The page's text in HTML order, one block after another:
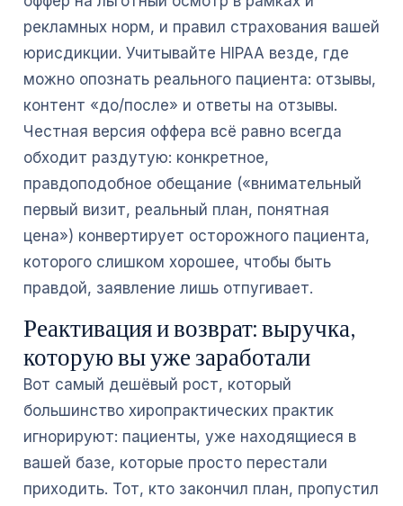
рекламных норм, и правил страхования вашей
юрисдикции. Учитывайте HIPAA везде, где
можно опознать реального пациента: отзывы,
контент «до/после» и ответы на отзывы.
Честная версия оффера всё равно всегда
обходит раздутую: конкретное,
правдоподобное обещание («внимательный
первый визит, реальный план, понятная
цена») конвертирует осторожного пациента,
которого слишком хорошее, чтобы быть
правдой, заявление лишь отпугивает.
Реактивация и возврат: выручка,
которую вы уже заработали
Вот самый дешёвый рост, который
большинство хиропрактических практик
игнорируют: пациенты, уже находящиеся в
вашей базе, которые просто перестали
приходить. Тот, кто закончил план, пропустил